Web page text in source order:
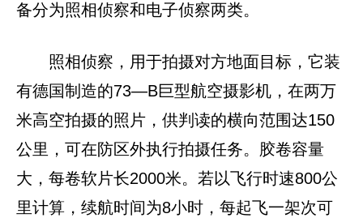
备分为照相侦察和电子侦察两类。
照相侦察，用于拍摄对方地面目标，它装
有德国制造的73—B巨型航空摄影机，在两万
米高空拍摄的照片，供判读的横向范围达150
公里，可在防区外执行拍摄任务。胶卷容量
大，每卷软片长2000米。若以飞行时速800公
里计算，续航时间为8小时，每起飞一架次可